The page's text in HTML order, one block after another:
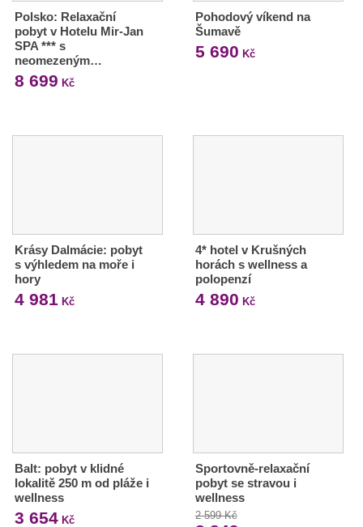
Polsko: Relaxační
pobyt v Hotelu Mir-Jan
SPA *** s
neomezeným…
8 699 Kč
Pohodový víkend na
Šumavě
5 690 Kč
Krásy Dalmácie: pobyt
s výhledem na moře i
hory
4 981 Kč
4* hotel v Krušných
horách s wellness a
polopenzí
4 890 Kč
Balt: pobyt v klidné
lokalitě 250 m od pláže i
wellness
3 654 Kč
Sportovně-relaxační
pobyt se stravou i
wellness
2 599 Kč